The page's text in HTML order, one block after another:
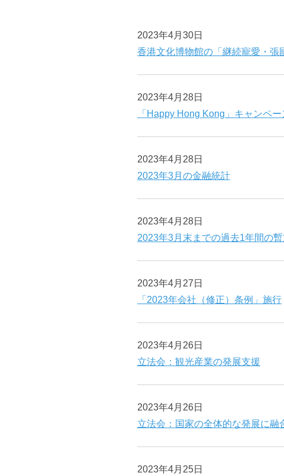
2023年4月30日
香港文化博物館の「継続寵愛・張
2023年4月28日
「Happy Hong Kong」キャンペ
2023年4月28日
2023年3月の金融統計
2023年4月28日
2023年3月末までの過去1年間の
2023年4月27日
「2023年会社（修正）条例」施行
2023年4月26日
立法会：観光産業の発展支援
2023年4月26日
立法会：国家の全体的な発展に融
2023年4月25日